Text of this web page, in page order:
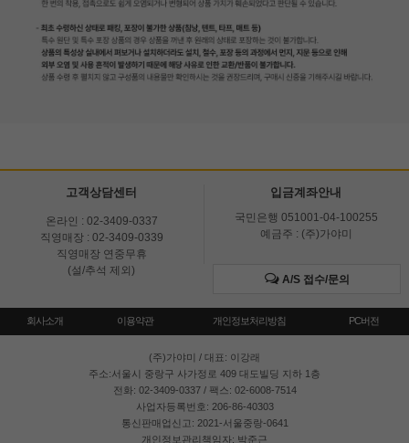
고객상담센터
온라인 : 02-3409-0337
직영매장 : 02-3409-0339
직영매장 연중무휴
(설/추석 제외)
입금계좌안내
국민은행 051001-04-100255
예금주 : (주)가야미
A/S 접수/문의
회사소개 이용약관 개인정보처리방침 PC버전
(주)가야미 / 대표: 이강래
주소:서울시 중랑구 사가정로 409 대도빌딩 지하 1층
전화: 02-3409-0337 / 팩스: 02-6008-7514
사업자등록번호: 206-86-40303
통신판매업신고: 2021-서울중랑-0641
개인정보관리책임자: 박준근